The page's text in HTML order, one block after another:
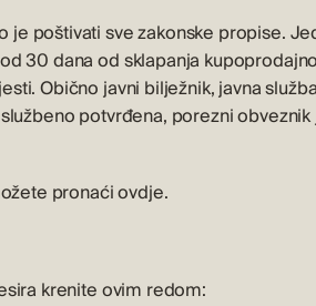
poštivati sve zakonske propise.
30 dana od sklapanja
Obično javni bilježnik, javna
potvrđena, porezni
pronaćiovdje.
krenite ovim redom: